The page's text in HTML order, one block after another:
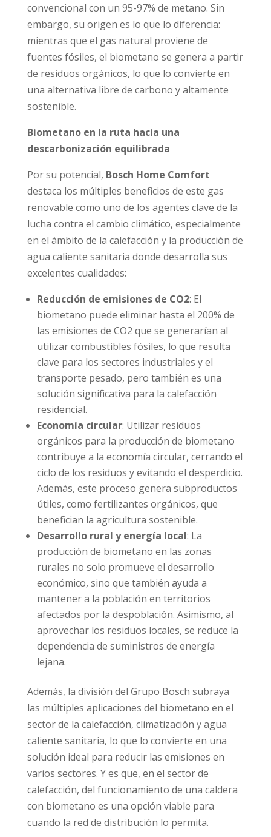
convencional con un 95-97% de metano. Sin
embargo, su origen es lo que lo diferencia:
mientras que el gas natural proviene de
fuentes fósiles, el biometano se genera a partir
de residuos orgánicos, lo que lo convierte en
una alternativa libre de carbono y altamente
sostenible.
Biometano en la ruta hacia una
descarbonización equilibrada
Por su potencial, Bosch Home Comfort
destaca los múltiples beneficios de este gas
renovable como uno de los agentes clave de la
lucha contra el cambio climático, especialmente
en el ámbito de la calefacción y la producción de
agua caliente sanitaria donde desarrolla sus
excelentes cualidades:
Reducción de emisiones de CO2: El
biometano puede eliminar hasta el 200% de
las emisiones de CO2 que se generarían al
utilizar combustibles fósiles, lo que resulta
clave para los sectores industriales y el
transporte pesado, pero también es una
solución significativa para la calefacción
residencial.
Economía circular: Utilizar residuos
orgánicos para la producción de biometano
contribuye a la economía circular, cerrando el
ciclo de los residuos y evitando el desperdicio.
Además, este proceso genera subproductos
útiles, como fertilizantes orgánicos, que
benefician la agricultura sostenible.
Desarrollo rural y energía local: La
producción de biometano en las zonas
rurales no solo promueve el desarrollo
económico, sino que también ayuda a
mantener a la población en territorios
afectados por la despoblación. Asimismo, al
aprovechar los residuos locales, se reduce la
dependencia de suministros de energía
lejana.
Además, la división del Grupo Bosch subraya
las múltiples aplicaciones del biometano en el
sector de la calefacción, climatización y agua
caliente sanitaria, lo que lo convierte en una
solución ideal para reducir las emisiones en
varios sectores. Y es que, en el sector de
calefacción, del funcionamiento de una caldera
con biometano es una opción viable para
cuando la red de distribución lo permita.